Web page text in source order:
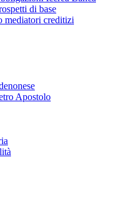
di base
mediatori creditizi
Apostolo